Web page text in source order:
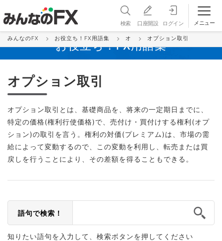
検索 口座開設 ログイン メニュー
お役立ち！FX用語集
みんなのFX お役立ち！FX用語集 オ オプション取引
オプション取引
オプション取引とは、基礎商品を、将来の一定期日までに、
特定の価格(権利行使価格)で、売付け・買付けする権利(オプ
ション)の取引を言う。権利の対価(プレミアム)は、市場の需
給によって変動するので、この変動を利用し、転売または買
戻しを行うことにより、その差額を得ることもできる。
語句で検索！
知りたい語句を入力して、検索ボタンを押してください